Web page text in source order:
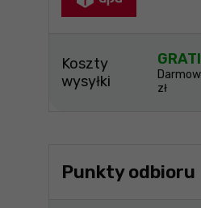
Koszty
wysyłki
zł
Punkty odbioru